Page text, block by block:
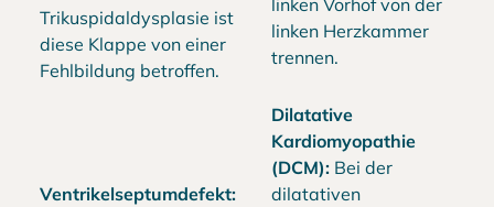
Trikuspidaldysplasie ist
diese Klappe von einer
Fehlbildung betroffen.
linken Vorhof von der
linken Herzkammer
trennen.
Ventrikelseptumdefekt:
Dilatative
Kardiomyopathie
(DCM): Bei der
dilatativen